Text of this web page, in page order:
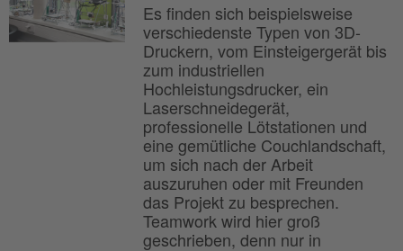
Es finden sich beispielsweise
verschiedenste Typen von 3D-
Druckern, vom Einsteigergerät bis
zum industriellen
Hochleistungsdrucker, ein
Laserschneidegerät,
professionelle Lötstationen und
eine gemütliche Couchlandschaft,
um sich nach der Arbeit
auszuruhen oder mit Freunden
das Projekt zu besprechen.
Teamwork wird hier groß
geschrieben, denn nur in